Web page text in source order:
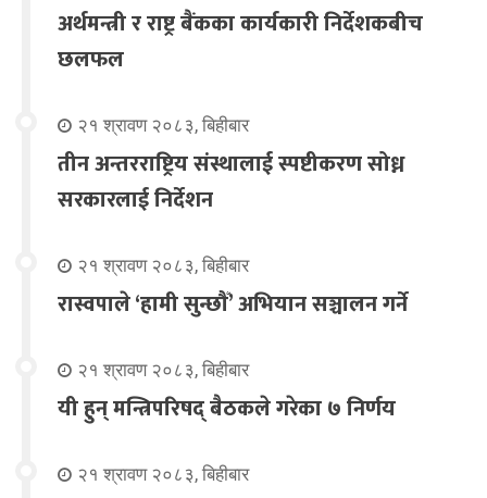
अर्थमन्त्री र राष्ट्र बैंकका कार्यकारी निर्देशकबीच
छलफल
२१ श्रावण २०८३, बिहीबार
तीन अन्तरराष्ट्रिय संस्थालाई स्पष्टीकरण सोध्न
सरकारलाई निर्देशन
२१ श्रावण २०८३, बिहीबार
रास्वपाले ‘हामी सुन्छौँ’ अभियान सञ्चालन गर्ने
२१ श्रावण २०८३, बिहीबार
यी हुन् मन्त्रिपरिषद् बैठकले गरेका ७ निर्णय
२१ श्रावण २०८३, बिहीबार